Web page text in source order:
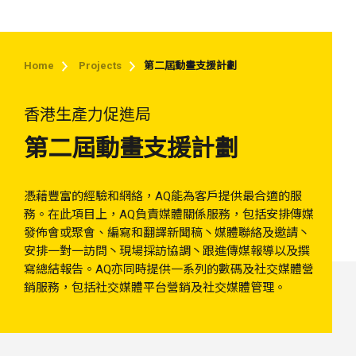
Home Projects 第二屆動畫支援計劃
香港生產力促進局
第二屆動畫支援計劃
憑藉豐富的經驗和網絡，AQ能為客戶提供最合適的服
務。在此項目上，AQ負責媒體關係服務，包括安排傳媒
發佈會或聚會、編寫和翻譯新聞稿丶媒體聯絡及邀請丶
安排一對一訪問丶現場採訪協調丶跟進傳媒報導以及撰
寫總結報告。AQ亦同時提供一系列的數碼及社交媒體營
銷服務，包括社交媒體平台營銷及社交媒體管理。